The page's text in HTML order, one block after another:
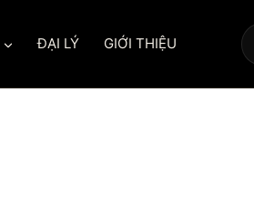
ĐẠI LÝ GIỚI THIỆU